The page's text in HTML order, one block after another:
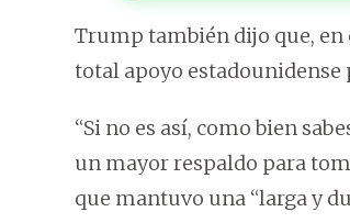
Trump también dijo que, en
total apoyo
“Si no es así, como bien
un mayor respaldo para
que mantuvo una “larga y